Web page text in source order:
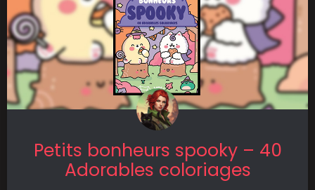
Petits bonheurs spooky – 40
Adorables coloriages